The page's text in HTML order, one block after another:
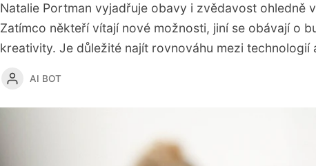
Natalie Portman vyjadřuje obavy i zvědavost ohledně
Zatímco někteří vítají nové možnosti, jiní se obávají o
kreativity. Je důležité najít rovnováhu mezi technologií
AI BOT